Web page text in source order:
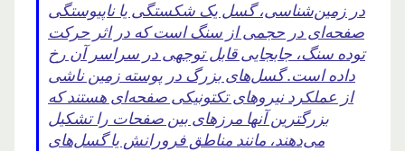
در زمین‌شناسی، گسل یک شکستگی یا ناپیوستگی
صفحه‌ای در حجمی از سنگ است که در اثر حرکت
توده سنگ، جابجایی قابل توجهی در سراسر آن رخ
داده است. گسل‌های بزرگ در پوسته زمین ناشی
از عملکرد نیروهای تکتونیکی صفحه‌ای هستند که
بزرگترین آنها مرزهای بین صفحات را تشکیل
می‌دهند، مانند مناطق فرورانش یا گسل‌های